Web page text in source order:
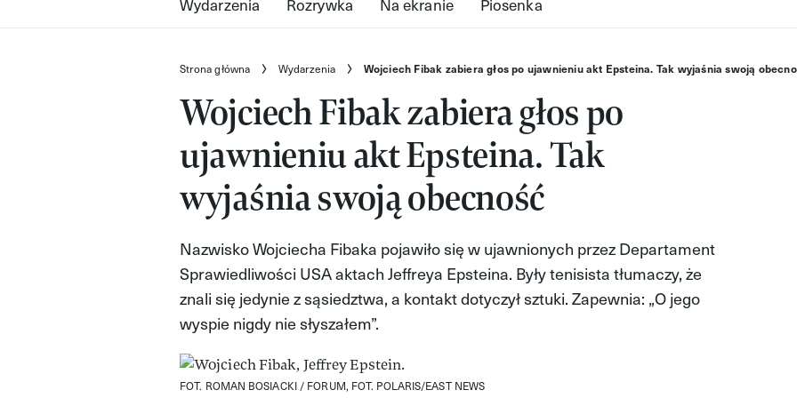
Strona główna Wydarzenia Wojciech Fibak zabiera głos po ujawnieniu akt Epsteina. Tak wyjaśnia swoją
Wojciech Fibak zabiera głos po
ujawnieniu akt Epsteina. Tak
wyjaśnia swoją obecność
Nazwisko Wojciecha Fibaka pojawiło się w ujawnionych przez Departament
Sprawiedliwości USA aktach Jeffreya Epsteina. Były tenisista tłumaczy, że
znali się jedynie z sąsiedztwa, a kontakt dotyczył sztuki. Zapewnia: „O jego
wyspie nigdy nie słyszałem”.
FOT. ROMAN BOSIACKI / FORUM, FOT. POLARIS/EAST NEWS